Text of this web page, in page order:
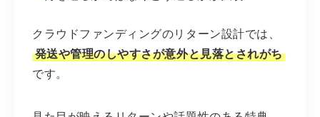
クラウドファンディングのリターン設計では、
発送や管理のしやすさが意外と見落とされがち
です。